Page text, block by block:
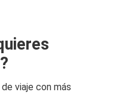
viaje con más